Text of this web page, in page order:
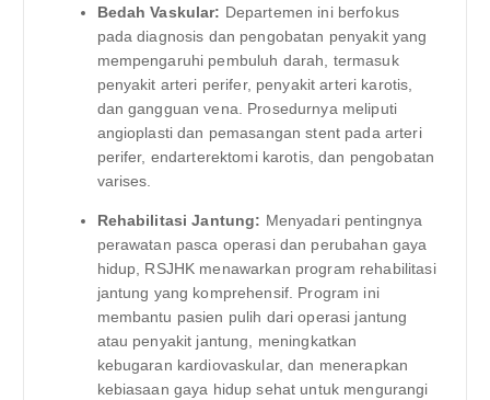
Bedah Vaskular: Departemen ini berfokus
pada diagnosis dan pengobatan penyakit yang
mempengaruhi pembuluh darah, termasuk
penyakit arteri perifer, penyakit arteri karotis,
dan gangguan vena. Prosedurnya meliputi
angioplasti dan pemasangan stent pada arteri
perifer, endarterektomi karotis, dan pengobatan
varises.
Rehabilitasi Jantung: Menyadari pentingnya
perawatan pasca operasi dan perubahan gaya
hidup, RSJHK menawarkan program rehabilitasi
jantung yang komprehensif. Program ini
membantu pasien pulih dari operasi jantung
atau penyakit jantung, meningkatkan
kebugaran kardiovaskular, dan menerapkan
kebiasaan gaya hidup sehat untuk mengurangi